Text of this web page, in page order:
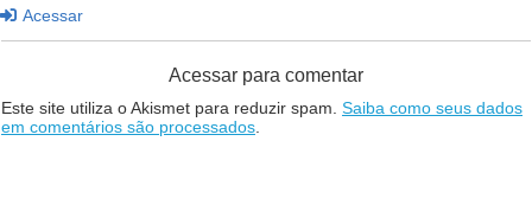
Acessar
Acessar para comentar
Este site utiliza o Akismet para reduzir spam. Saiba como seus dados
em comentários são processados